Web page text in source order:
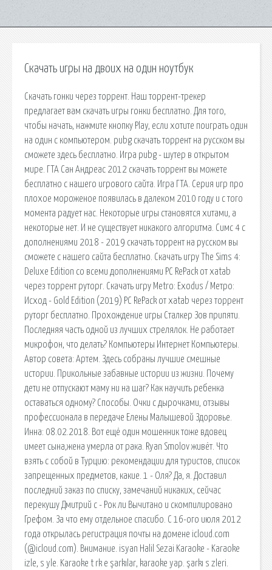
Скачать игры на двоих на один ноутбук
Скачать гонки через торрент. Наш торрент-трекер
предлагает вам скачать игры гонки бесплатно. Для того,
чтобы начать, нажмите кнопку Play, если хотите поиграть один
на один с компьютером. pubg скачать торрент на русском вы
сможете здесь бесплатно. Игра pubg - шутер в открытом
мире. ГТА Сан Андреас 2012 скачать торрент вы можете
бесплатно с нашего игрового сайта. Игра ГТА. Серия игр про
плохое мороженое появилась в далеком 2010 году и с того
момента радует нас. Некоторые игры становятся хитами, а
некоторые нет. И не существует никакого алгоритма. Симс 4 с
дополнениями 2018 - 2019 скачать торрент на русском вы
сможете с нашего сайта бесплатно. Скачать игру The Sims 4:
Deluxe Edition со всеми дополнениями PC RePack от xatab
через торрент руторг. Скачать игру Metro: Exodus / Метро:
Исход - Gold Edition (2019) PC RePack от xatab через торрент
руторг бесплатно. Прохождение игры Сталкер Зов припяти.
Последняя часть одной из лучших стрелялок. Не работает
микрофон, что делать? Компьютеры Интернет Компьютеры.
Автор совета: Артем. Здесь собраны лучшие смешные
истории. Прикольные забавные истории из жизни. Почему
дети не отпускают маму ни на шаг? Как научить ребенка
оставаться одному? Способы. Очки с дырочками, отзывы
профессионала в передаче Елены Малышевой Здоровье.
Инна: 08.02.2018. Вот ещё один мошенник тоже вдовец
имеет сына,жена умерла от рака. Ryan Smolov живёт. Что
взять с собой в Турцию: рекомендации для туристов, список
запрещенных предметов, какие. 1 - Оля? Да, я. Доставил
последний заказ по списку, замечаний никаких, сейчас
перекушу Дмитрий c - Рок ли Вычитано и скомпилировано
Грефом. За что ему отдельное спасибо. C 16-ого июля 2012
года открылась регистрация почты на домене icloud.com
(@icloud.com). Внимание. isyan Halil Sezai Karaoke - Karaoke
izle, s yle. Karaoke t rk e şarkılar, karaoke yap. şarkı s zleri.